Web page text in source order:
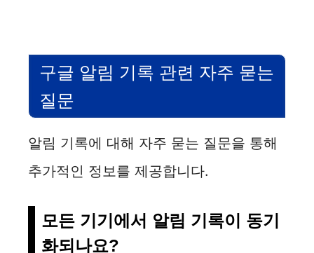
구글 알림 기록 관련 자주 묻는
질문
알림 기록에 대해 자주 묻는 질문을 통해
추가적인 정보를 제공합니다.
모든 기기에서 알림 기록이 동기
화되나요?